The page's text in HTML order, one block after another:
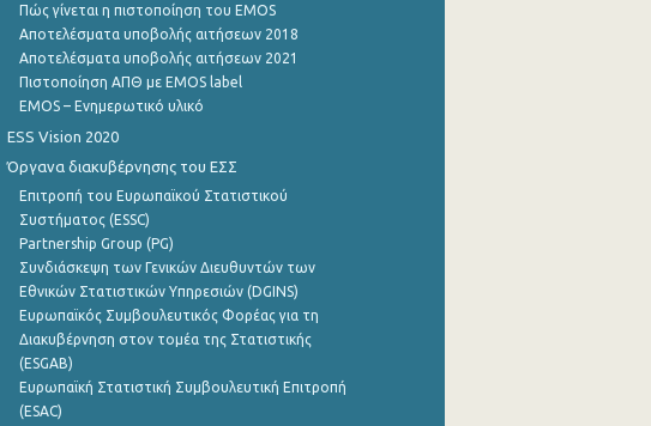
Πώς γίνεται η πιστοποίηση του EMOS
Αποτελέσματα υποβολής αιτήσεων 2018
Αποτελέσματα υποβολής αιτήσεων 2021
Πιστοποίηση ΑΠΘ με EMOS label
EMOS – Ενημερωτικό υλικό
ESS Vision 2020
Όργανα διακυβέρνησης του ΕΣΣ
Επιτροπή του Ευρωπαϊκού Στατιστικού
Συστήματος (ESSC)
Partnership Group (PG)
Συνδιάσκεψη των Γενικών Διευθυντών των
Εθνικών Στατιστικών Υπηρεσιών (DGINS)
Ευρωπαϊκός Συμβουλευτικός Φορέας για τη
Διακυβέρνηση στον τομέα της Στατιστικής
(ESGAB)
Ευρωπαϊκή Στατιστική Συμβουλευτική Επιτροπή
(ESAC)